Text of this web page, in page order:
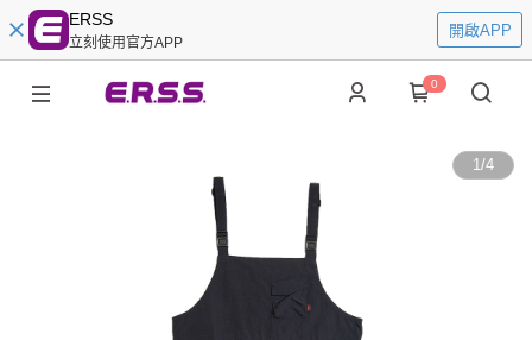
ERSS
立刻使用官方APP
開啟APP
0
1/4